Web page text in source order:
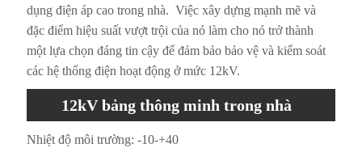
dụng điện áp cao trong nhà. Việc xây dựng mạnh mẽ và
đặc điểm hiệu suất vượt trội của nó làm cho nó trở thành
một lựa chọn đáng tin cậy để đảm bảo bảo vệ và kiểm soát
các hệ thống điện hoạt động ở mức 12kV.
12kV bảng thông minh trong nhà
bảng điều khiển mạch chân không
Nhiệt độ môi trường: -10-+40